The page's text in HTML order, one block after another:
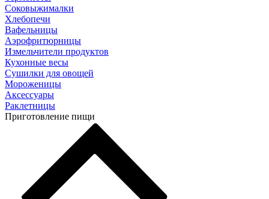
Соковыжималки
Хлебопечи
Вафельницы
Аэрофритюрницы
Измельчители продуктов
Кухонные весы
Сушилки для овощей
Мороженицы
Аксессуары
Раклетницы
Приготовление пищи